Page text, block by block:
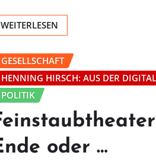
WEITERLESEN
GESELLSCHAFT
HENNING HIRSCH: AUS DER
POLITIK
oder …